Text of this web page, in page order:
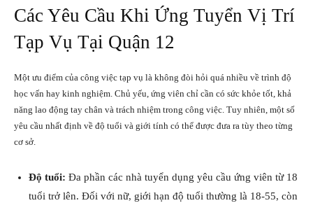
Các Yêu Cầu Khi Ứng Tuyển Vị Trí
Tạp Vụ Tại Quận 12
Một ưu điểm của công việc tạp vụ là không đòi hỏi quá nhiều về trình độ
học vấn hay kinh nghiệm. Chủ yếu, ứng viên chỉ cần có sức khỏe tốt, khả
năng lao động tay chân và trách nhiệm trong công việc. Tuy nhiên, một số
yêu cầu nhất định về độ tuổi và giới tính có thể được đưa ra tùy theo từng
cơ sở.
Độ tuổi: Đa phần các nhà tuyển dụng yêu cầu ứng viên từ 18
tuổi trở lên. Đối với nữ, giới hạn độ tuổi thường là 18-55, còn